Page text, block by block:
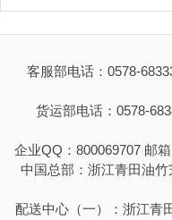
客服部电话：0578-
货运部电话：0578-
企业QQ：800069707 邮
中国总部：浙江青田油
配送中心（一）：浙江青